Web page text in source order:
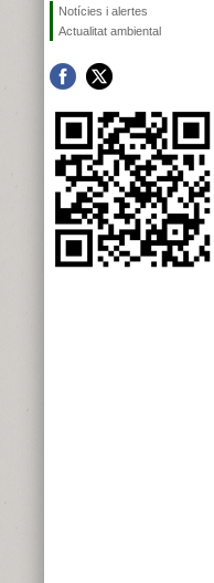
Notícies i alertes
Actualitat ambiental